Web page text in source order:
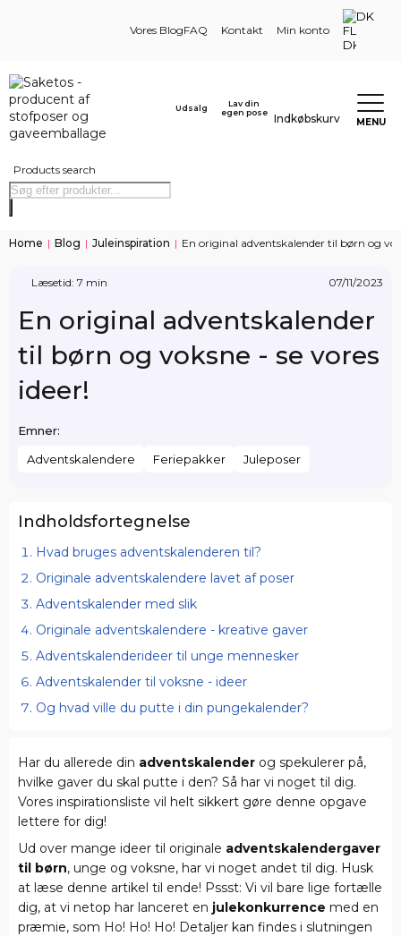
Vores BlogFAQ Kontakt Min konto
DK
Products search
Udsalg
Lav din
egen pose
Indkøbskurv MENU
Home | Blog | Juleinspiration | En original adventskalender til børn og
Læsetid: 7 min 07/11/2023
En original adventskalender
til børn og voksne - se vores
ideer!
Emner:
Adventskalendere Feriepakker Juleposer
Indholdsfortegnelse
Hvad bruges adventskalenderen til?
Originale adventskalendere lavet af poser
Adventskalender med slik
Originale adventskalendere - kreative gaver
Adventskalenderideer til unge mennesker
Adventskalender til voksne - ideer
Og hvad ville du putte i din pungekalender?
Har du allerede din adventskalender og spekulerer på,
hvilke gaver du skal putte i den? Så har vi noget til dig.
Vores inspirationsliste vil helt sikkert gøre denne opgave
lettere for dig!
Ud over mange ideer til originale adventskalendergaver
til børn, unge og voksne, har vi noget andet til dig. Husk
at læse denne artikel til ende! Pssst: Vi vil bare lige fortælle
dig, at vi netop har lanceret en julekonkurrence med en
præmie, som Ho! Ho! Ho! Detaljer kan findes i slutningen